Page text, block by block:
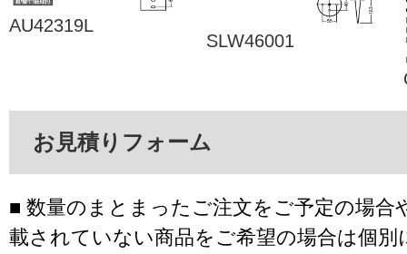
AU42319L
SLW46001
お見積りフォーム
■ 数量のまとまったご注文をご予定の場合
載されていない商品をご希望の場合は個別